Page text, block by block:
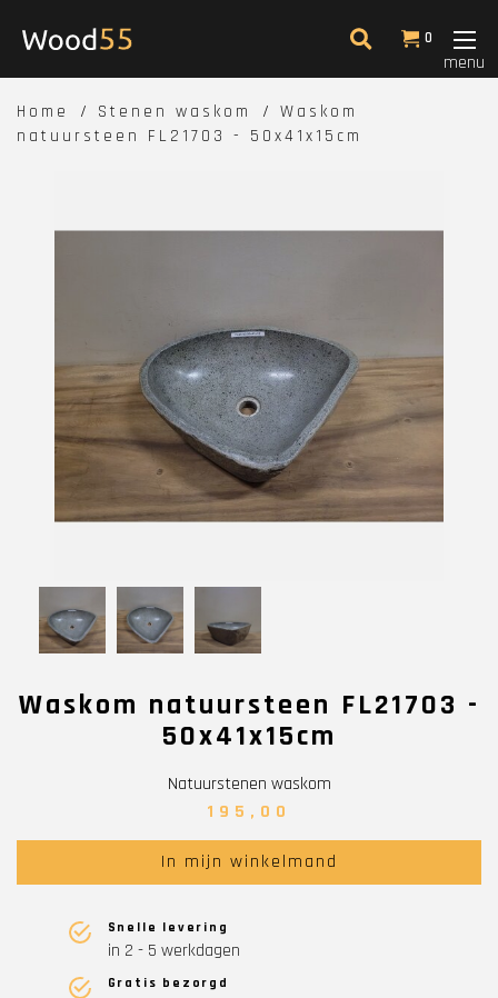
0
menu
Home Stenen waskom
Waskom
natuursteen FL21703 - 50x41x15cm
Waskom natuursteen FL21703 -
50x41x15cm
Natuurstenen waskom
195,00
In mijn winkelmand
Snelle levering
in 2 - 5 werkdagen
Gratis bezorgd